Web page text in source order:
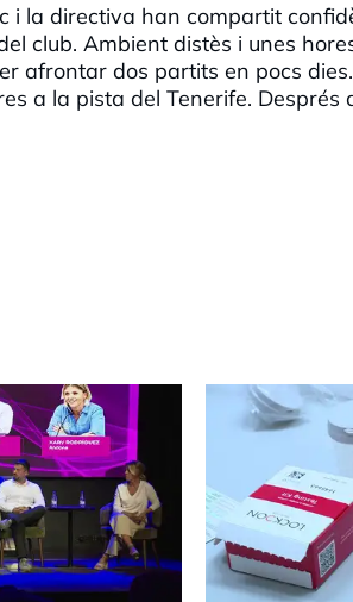
i la directiva han compartit
club. Ambient distès i unes
afrontar dos partits en pocs
a la pista del Tenerife.